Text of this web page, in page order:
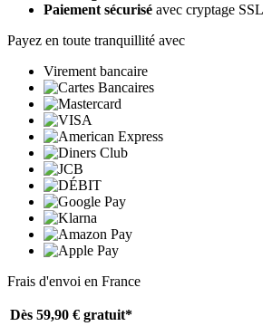
Paiement sécurisé avec cryptage SSL
Payez en toute tranquillité avec
Virement bancaire
Frais d'envoi en France
Dès 59,90 € gratuit*